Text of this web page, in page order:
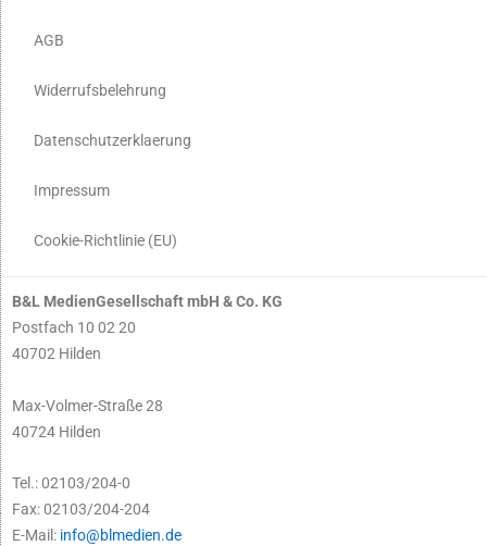
AGB
Widerrufsbelehrung
Datenschutzerklaerung
Impressum
Cookie-Richtlinie (EU)
B&L MedienGesellschaft mbH & Co. KG
Postfach 10 02 20
40702 Hilden
Max-Volmer-Straße 28
40724 Hilden
Tel.: 02103/204-0
Fax: 02103/204-204
E-Mail: info@blmedien.de